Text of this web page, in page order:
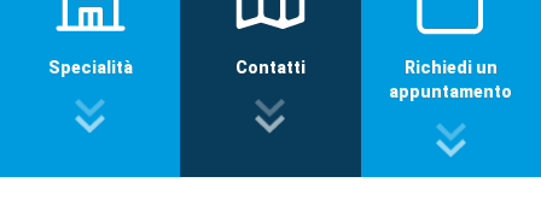
Specialità Contatti
Richiedi un
appuntamento